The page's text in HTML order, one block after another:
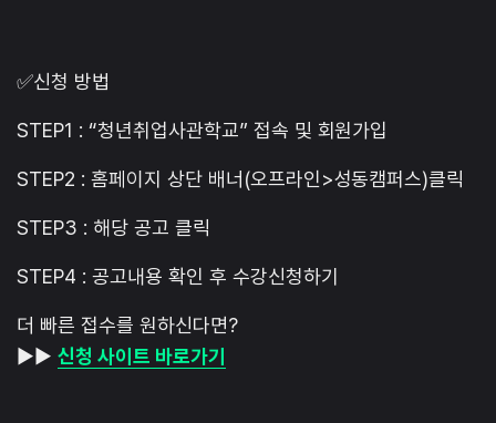
✅신청 방법
STEP1 : “청년취업사관학교” 접속 및 회원가입
STEP2 : 홈페이지 상단 배너(오프라인>성동캠퍼스)클릭
STEP3 : 해당 공고 클릭
STEP4 : 공고내용 확인 후 수강신청하기
더 빠른 접수를 원하신다면?
▶️▶️ 신청 사이트 바로가기